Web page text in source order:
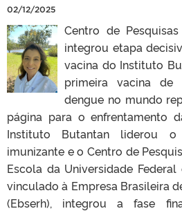
02/12/2025
Centro de
integrou etapa
vacina do Instituto
primeira vacina
dengue no mundo
página para o enfrentamento
Instituto Butantan liderou o
imunizante e o Centro de
Escola da Universidade Federal
vinculado à Empresa Brasileira
(Ebserh), integrou a fase